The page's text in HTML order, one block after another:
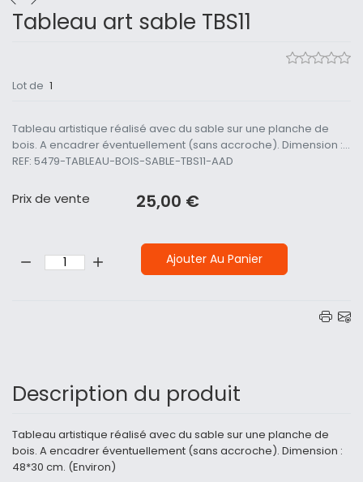
Tableau art sable TBS11
Lot de 1
Tableau artistique réalisé avec du sable sur une planche de
bois. A encadrer éventuellement (sans accroche). Dimension :...
REF: 5479-TABLEAU-BOIS-SABLE-TBS11-AAD
Prix ​​de vente 25,00 €
Ajouter Au Panier
Description du produit
Tableau artistique réalisé avec du sable sur une planche de
bois. A encadrer éventuellement (sans accroche). Dimension :
48*30 cm. (Environ)